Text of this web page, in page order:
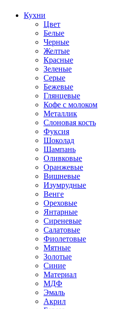
Кухни
Цвет
Белые
Черные
Желтые
Красные
Зеленые
Серые
Бежевые
Глянцевые
Кофе с молоком
Металлик
Слоновая кость
Фуксия
Шоколад
Шампань
Оливковые
Оранжевые
Вишневые
Изумрудные
Венге
Ореховые
Янтарные
Сиреневые
Салатовые
Фиолетовые
Мятные
Золотые
Синие
Материал
МДФ
Эмаль
Акрил